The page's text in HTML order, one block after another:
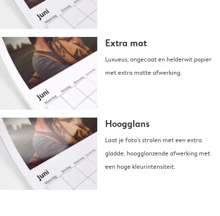
Extra mat
Luxueus, ongecoat en helderwit papier
met extra matte afwerking.
Hoogglans
Laat je foto's stralen met een extra
gladde, hoogglanzende afwerking met
een hoge kleurintensiteit.